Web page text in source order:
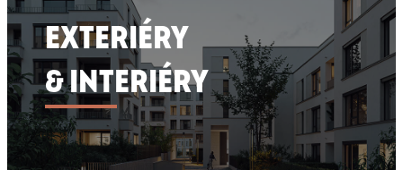
EXTERIÉRY
& INTERIÉRY